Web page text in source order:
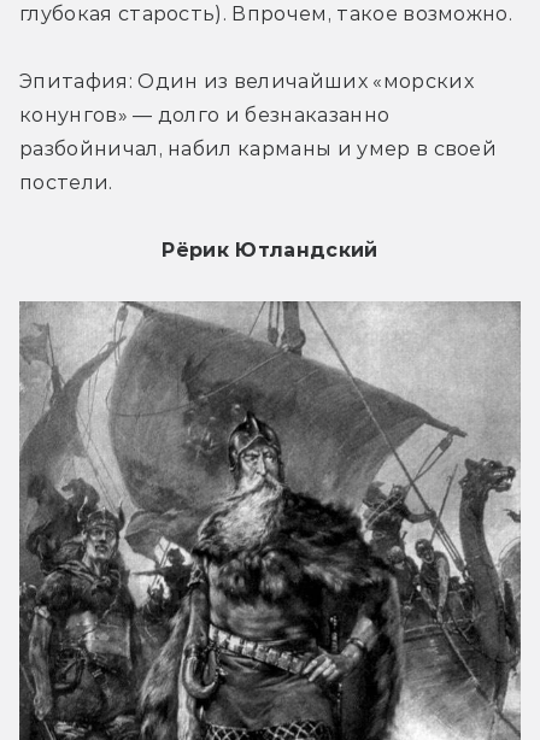
глубокая старость). Впрочем, такое возможно.
Эпитафия: Один из величайших «морских
конунгов» — долго и безнаказанно
разбойничал, набил карманы и умер в своей
постели.
Рёрик Ютландский